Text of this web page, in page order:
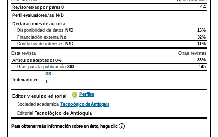
Revisores/as por pares0 2.4
Perfil evaluadores/as N/D
Declaraciones de autoría
Declaraciones de autoríaEste artículo
Disponibilidad de datos N/D
16%
Financiación externa No
32%
Conflictos de intereses N/D
11%
Esta revista
Otras revistas
Artículos aceptados0%
33%
Días para la publicación 398 145
Indexado en
GS
L
Editor y equipo editorial Perfiles
Sociedad académica Tecnológico de Antioquia
Editorial Tecnológico de Antioquia
Para obtener más información sobre un dato, haga clic